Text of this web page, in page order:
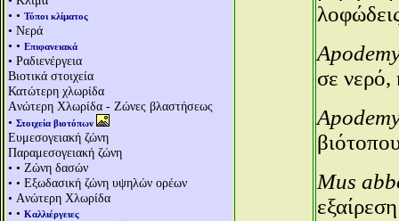
• • Τύποι κλίματος
• Νερά
• • Επιφανειακά
• Ραδιενέργεια
Βιοτικά στοιχεία
Κατώτερη χλωρίδα
Aνώτερη Χλωρίδα - Ζώνες βλαστήσεως
• Στοιχεία βιοτόπων
Ευμεσογειακή ζώνη
Παραμεσογειακή ζώνη
• • Ζώνη δασών
• • Εξωδασική ζώνη υψηλών ορέων
• Aνώτερη Χλωρίδα
• • Καλλιέργειες
σε νερό,
Mus